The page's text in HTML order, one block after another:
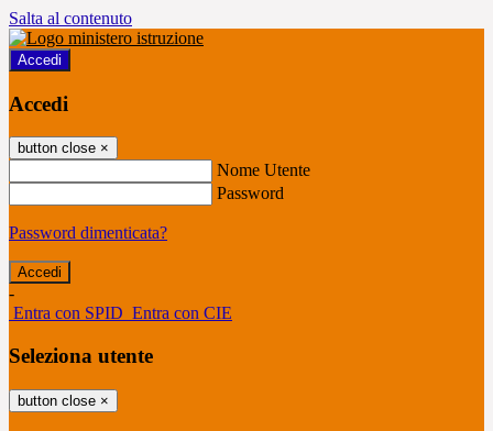
Salta al contenuto
Accedi
Accedi
button close ×
Nome Utente
Password
Password dimenticata?
-
Entra con SPID Entra con CIE
Seleziona utente
button close ×